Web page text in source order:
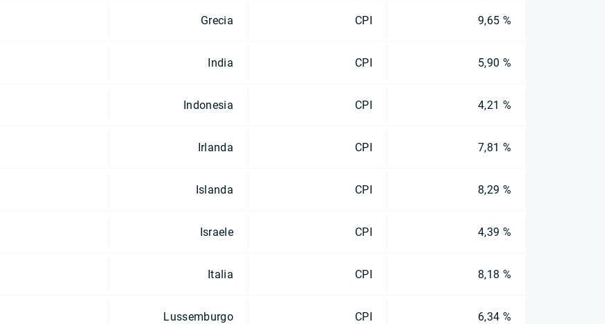
Grecia CPI 9,65 %
India CPI 5,90 %
Indonesia CPI 4,21 %
Irlanda CPI 7,81 %
Islanda CPI 8,29 %
Israele CPI 4,39 %
Italia CPI 8,18 %
Lussemburgo CPI 6,34 %